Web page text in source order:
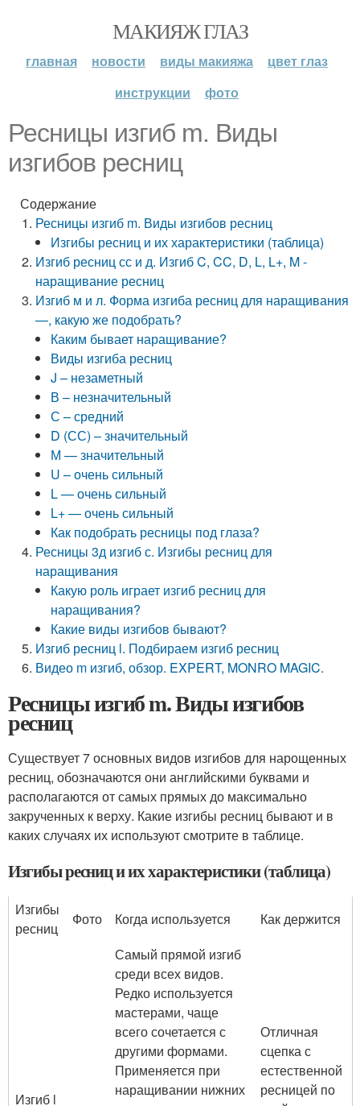
МАКИЯЖ ГЛАЗ
главная новости виды макияжа
цвет глаз
инструкции
фото
Ресницы изгиб m. Виды
изгибов ресниц
Содержание
Ресницы изгиб m. Виды изгибов ресниц
Изгибы ресниц и их характеристики (таблица)
Изгиб ресниц сс и д. Изгиб C, CC, D, L, L+, M -
наращивание ресниц
Изгиб м и л. Форма изгиба ресниц для наращивания
—, какую же подобрать?
Каким бывает наращивание?
Виды изгиба ресниц
J – незаметный
В – незначительный
С – средний
D (СС) – значительный
М — значительный
U – очень сильный
L — очень сильный
L+ — очень сильный
Как подобрать ресницы под глаза?
Ресницы 3д изгиб с. Изгибы ресниц для
наращивания
Какую роль играет изгиб ресниц для
наращивания?
Какие виды изгибов бывают?
Изгиб ресниц l. Подбираем изгиб ресниц
Видео m изгиб, обзор. EXPERT, MONRO MAGIC.
Ресницы изгиб m. Виды изгибов
ресниц
Существует 7 основных видов изгибов для нарощенных
ресниц, обозначаются они английскими буквами и
располагаются от самых прямых до максимально
закрученных к верху. Какие изгибы ресниц бывают и в
каких случаях их используют смотрите в таблице.
Изгибы ресниц и их характеристики (таблица)
Изгибы
ресниц
Фото Когда используется Как держится
Изгиб l
Самый прямой изгиб
среди всех видов.
Редко используется
мастерами, чаще
всего сочетается с
другими формами.
Применяется при
наращивании нижних
Отличная
сцепка с
естественной
ресницей по